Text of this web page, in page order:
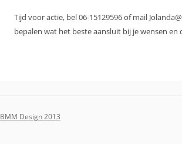
Tijd voor actie, bel 06-15129596 of mail
bepalen wat het beste aansluit bij je wensen en
BMM Design 2013